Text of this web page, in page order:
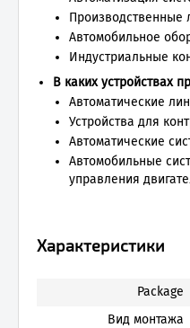
Характеристики
Package
Вид монтажа
Производственные
Автомобильное
Индустриальные
В каких устройствах
Автоматические
Устройства для
Автоматические
Автомобильные
управления